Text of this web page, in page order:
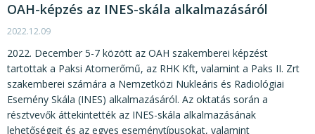
OAH-képzés az INES-skála alkalmazásáról
2022.12.09
2022. December 5-7 között az OAH szakemberei képzést
tartottak a Paksi Atomerőmű, az RHK Kft, valamint a Paks II. Zrt
szakemberei számára a Nemzetközi Nukleáris és Radiológiai
Esemény Skála (INES) alkalmazásáról. Az oktatás során a
résztvevők áttekintették az INES-skála alkalmazásának
lehetőségeit és az egyes eseménytípusokat, valamint